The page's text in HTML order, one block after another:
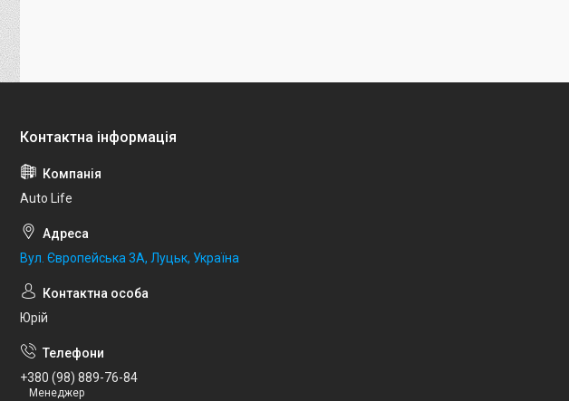
Auto Life
Вул. Європейська 3А, Луцьк, Україна
Юрій
+380 (98) 889-76-84
Менеджер